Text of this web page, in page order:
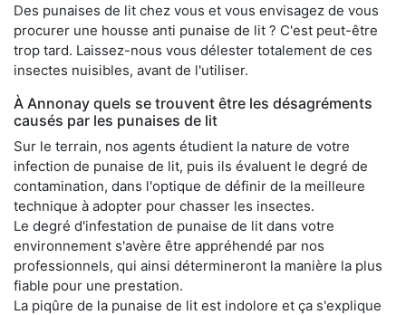
Des punaises de lit chez vous et vous envisagez de vous
procurer une housse anti punaise de lit ? C'est peut-être
trop tard. Laissez-nous vous délester totalement de ces
insectes nuisibles, avant de l'utiliser.
À Annonay quels se trouvent être les désagréments
causés par les punaises de lit
Sur le terrain, nos agents étudient la nature de votre
infection de punaise de lit, puis ils évaluent le degré de
contamination, dans l'optique de définir de la meilleure
technique à adopter pour chasser les insectes.
Le degré d'infestation de punaise de lit dans votre
environnement s'avère être appréhendé par nos
professionnels, qui ainsi détermineront la manière la plus
fiable pour une prestation.
La piqûre de la punaise de lit est indolore et ça s'explique